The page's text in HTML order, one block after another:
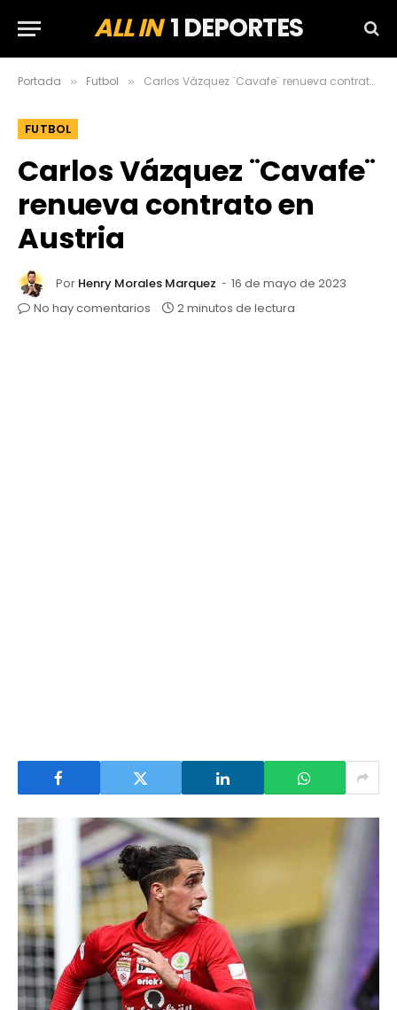
ALL IN1 DEPORTES
Portada » Futbol » Carlos Vázquez ¨Cavafe¨ renueva contrato en Austria
FUTBOL
Carlos Vázquez ¨Cavafe¨
renueva contrato en
Austria
Por Henry Morales Marquez
16 de mayo de 2023
No hay comentarios
2 minutos de lectura